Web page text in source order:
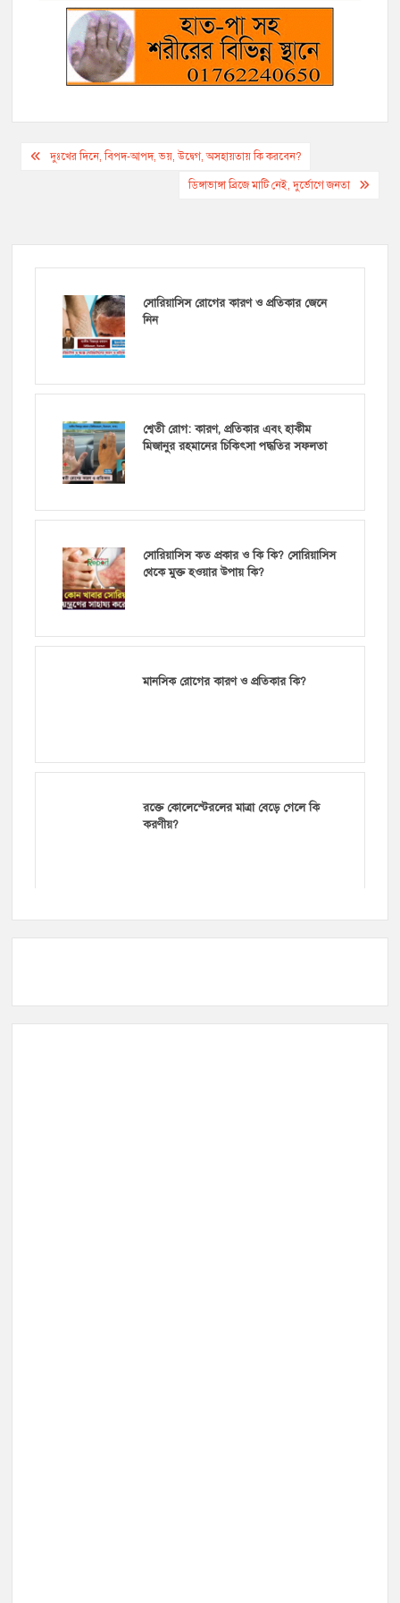
Postদুঃখের দিনে, বিপদ-আপদ, ভয়, উদ্বেগ, অসহায়তায় কি করবেন?
ডিঙ্গাভাঙ্গা ব্রিজে মাটি নেই, দুর্ভোগে জনতা
সোরিয়াসিস রোগের কারণ ও প্রতিকার জেনে
নিন
শ্বেতী রোগ: কারণ, প্রতিকার এবং হাকীম
মিজানুর রহমানের চিকিৎসা পদ্ধতির সফলতা
সোরিয়াসিস কত প্রকার ও কি কি? সোরিয়াসিস
থেকে মুক্ত হওয়ার উপায় কি?
মানসিক রোগের কারণ ও প্রতিকার কি?
রক্তে কোলেস্টেরলের মাত্রা বেড়ে গেলে কি
করণীয়?